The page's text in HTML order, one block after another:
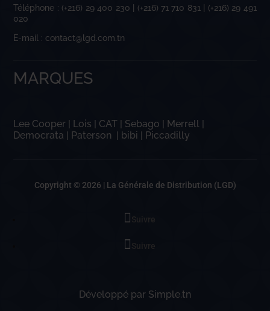
Téléphone : (+216) 29 400 230 | (+216) 71 710 831 | (+216) 29 491
020
E-mail : contact@lgd.com.tn
MARQUES
Lee Cooper | Lois | CAT | Sebago | Merrell |
Democrata | Paterson | bibi | Piccadilly
Copyright © 2026 | La Générale de Distribution (LGD)
Suivre
Suivre
Développé par Simple.tn